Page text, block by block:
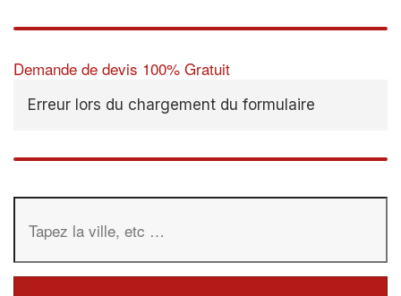
Demande de devis 100% Gratuit
Erreur lors du chargement du formulaire